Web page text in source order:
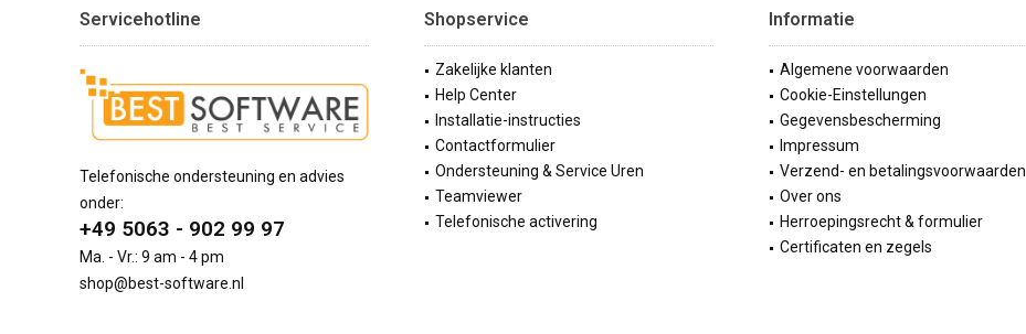
Servicehotline
Telefonische ondersteuning en advies
onder:
+49 5063 - 902 99 97
Ma. - Vr.: 9 am - 4 pm
shop@best-software.nl
Shopservice
Zakelijke klanten
Help Center
Installatie-instructies
Contactformulier
Ondersteuning & Service Uren
Teamviewer
Telefonische activering
Informatie
Algemene voorwaarden
Cookie-Einstellungen
Gegevensbescherming
Impressum
Verzend- en betalingsvoorwaarden
Over ons
Herroepingsrecht & formulier
Certificaten en zegels